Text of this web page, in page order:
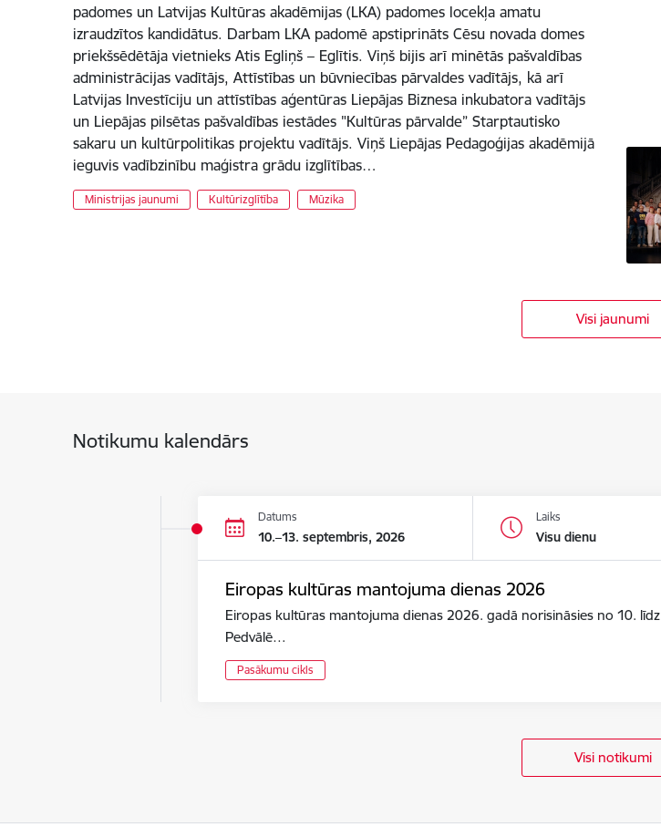
padomes un Latvijas Kultūras akadēmijas (LKA) padomes locekļa amatu
izraudzītos kandidātus. Darbam LKA padomē apstiprināts Cēsu novada domes
priekšsēdētāja vietnieks Atis Egliņš – Eglītis. Viņš bijis arī minētās pašvaldības
administrācijas vadītājs, Attīstības un būvniecības pārvaldes vadītājs, kā arī
Latvijas Investīciju un attīstības aģentūras Liepājas Biznesa inkubatora vadītājs
un Liepājas pilsētas pašvaldības iestādes "Kultūras pārvalde” Starptautisko
sakaru un kultūrpolitikas projektu vadītājs. Viņš Liepājas Pedagoģijas akadēmijā
ieguvis vadībzinību maģistra grādu izglītības…
Ministrijas jaunumi Kultūrizglītība Mūzika
Visi jaunumi
Notikumu kalendārs
Datums
10.–13. septembris, 2026
Laiks
Visu dienu
Eiropas kultūras mantojuma dienas 2026
Eiropas kultūras mantojuma dienas 2026. gadā norisināsies no 10.
Pedvālē…
Pasākumu cikls
Visi notikumi